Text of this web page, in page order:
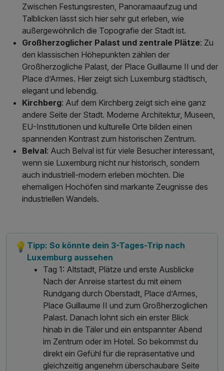
Zwischen Festungsresten, Panoramaaufzug und
Talblicken lässt sich hier sehr gut erleben, wie
außergewöhnlich die Topografie der Stadt ist.
Großherzoglicher Palast und zentrale Plätze: Zu
den klassischen Höhepunkten zählen der
Großherzogliche Palast, der Place Guillaume II und der
Place d’Armes. Hier zeigt sich Luxemburg städtisch,
elegant und lebendig.
Kirchberg: Auf dem Kirchberg zeigt sich eine ganz
andere Seite der Stadt. Moderne Architektur, Museen,
EU-Institutionen und kulturelle Orte bilden einen
spannenden Kontrast zum historischen Zentrum.
Belval: Auch Belval ist für viele Besucher interessant,
wenn sie Luxemburg nicht nur historisch, sondern
auch industriell-modern erleben möchten. Die
ehemaligen Hochöfen sind markante Zeugnisse des
industriellen Wandels.
💡 Tipp: So könnte dein 3-Tages-Trip nach
Luxemburg aussehen
Tag 1: Altstadt, Plätze und erste Ausblicke
Nach der Anreise startest du mit einem
Rundgang durch Oberstadt, Place d’Armes,
Place Guillaume II und zum Großherzoglichen
Palast. Danach lohnt sich ein erster Blick
hinab in die Täler und ein entspannter Abend
im Zentrum oder im Hotel. So bekommst du
direkt ein Gefühl für die repräsentative und
gleichzeitig angenehm überschaubare Seite